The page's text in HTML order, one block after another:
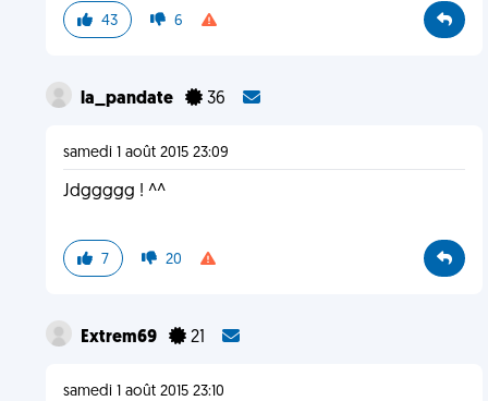
43 6
la_pandate 36
samedi 1 août 2015 23:09
Jdggggg ! ^^
7 20
Extrem69 21
samedi 1 août 2015 23:10